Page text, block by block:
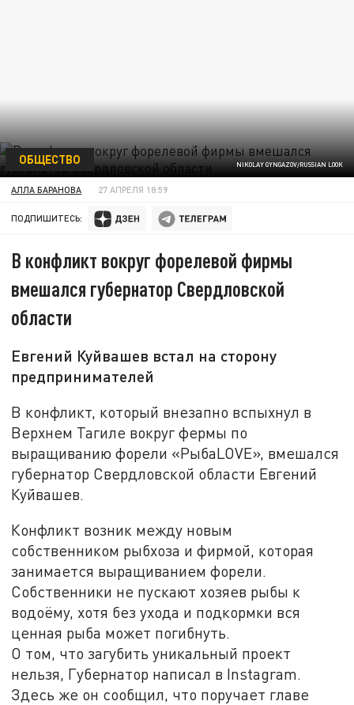
NIKOLAY GYNGAZOV/RUSSIAN LOOK
ОБЩЕСТВО
АЛЛА БАРАНОВА 27 АПРЕЛЯ 18:59
ПОДПИШИТЕСЬ:
В конфликт вокруг форелевой фирмы
вмешался губернатор Свердловской
области
Евгений Куйвашев встал на сторону
предпринимателей
В конфликт, который внезапно вспыхнул в
Верхнем Тагиле вокруг фермы по
выращиванию форели «РыбаLOVE», вмешался
губернатор Свердловской области Евгений
Куйвашев.
Конфликт возник между новым
собственником рыбхоза и фирмой, которая
занимается выращиванием форели.
Собственники не пускают хозяев рыбы к
водоёму, хотя без ухода и подкормки вся
ценная рыба может погибнуть.
О том, что загубить уникальный проект
нельзя, Губернатор написал в Instagram.
Здесь же он сообщил, что поручает главе